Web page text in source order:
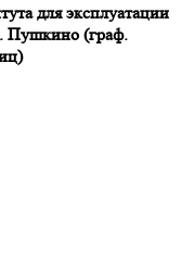
для эксплуатации
Пушкино (граф.